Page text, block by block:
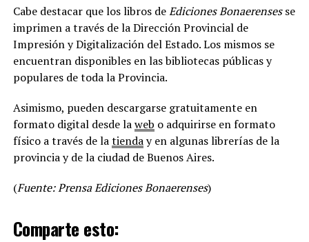
Cabe destacar que los libros deEdiciones Bonaerensesse
imprimen a través de la Dirección Provincial de
Impresión y Digitalización del Estado. Los mismos se
encuentran disponibles en las bibliotecas públicas y
populares de toda la Provincia.
Asimismo, pueden descargarse gratuitamente en
formato digital desde laweb o adquirirse en formato
físico a través de latienday en algunas librerías de la
provincia y de la ciudad de Buenos Aires.
(Fuente: Prensa Ediciones Bonaerenses)
Comparte esto: